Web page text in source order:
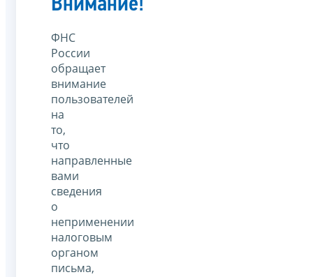
Внимание!
ФНС
России
обращает
внимание
пользователей
на
то,
что
направленные
вами
сведения
о
неприменении
налоговым
органом
письма,